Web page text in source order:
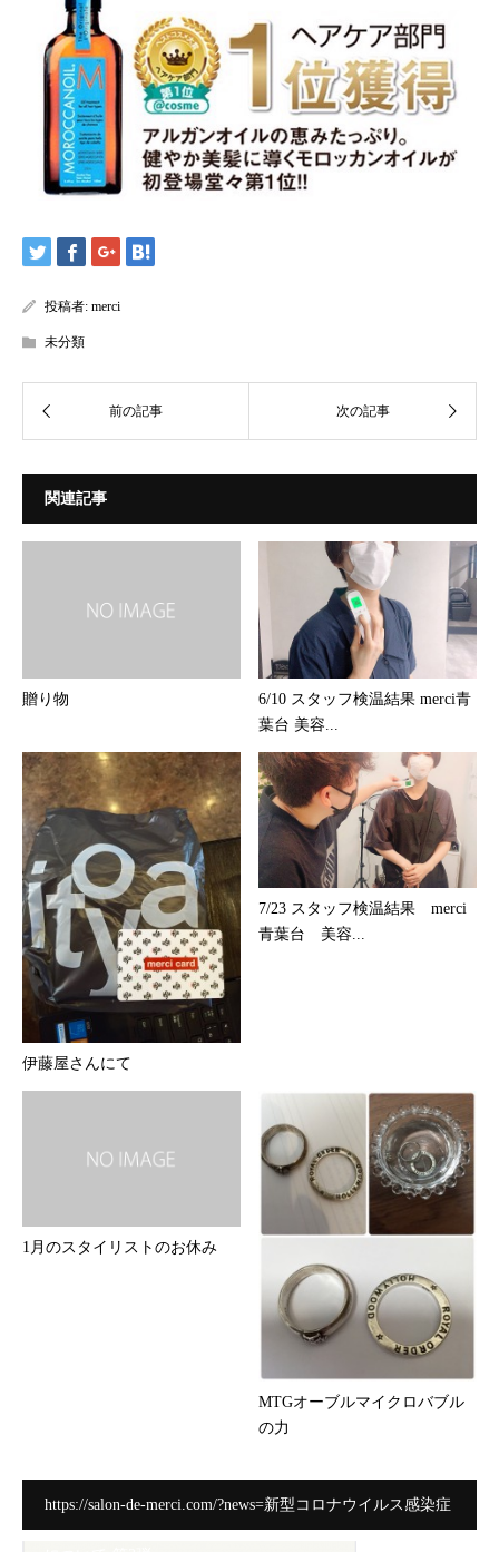
投稿者: merci
未分類
関連記事
贈り物
6/10 スタッフ検温結果 merci青
葉台 美容...
伊藤屋さんにて
7/23 スタッフ検温結果 merci
青葉台 美容...
1月のスタイリストのお休み
MTGオーブルマイクロバブル
の力
https://salon-de-merci.com/?news=新型コロナウイルス感染症